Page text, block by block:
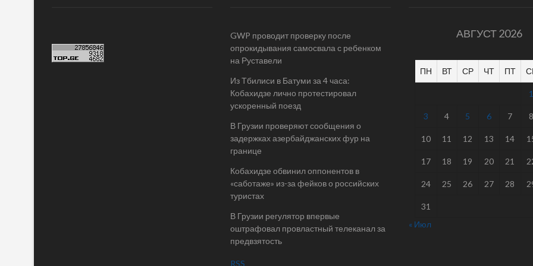
GWP проводит проверку после
опрокидывания самосвала с ребенком
на Руставели
Из Тбилиси в Батуми за 4 часа:
Кобахидзе лично протестировал
ускоренный поезд
В Грузии проверяют сообщения о
задержках азербайджанских фур на
границе
Кобахидзе обвинил оппонентов в
«саботаже» из-за фейков о российских
туристах
В Грузии регулятор впервые
оштрафовал провластный телеканал за
предвзятость
RSS
АВГУСТ 2026
ПН ВТ СР ЧТ ПТ
1
3 4 5 6 7 8
10 11 12 13 14
17 18 19 20 21
24 25 26 27 28
31
« Июл